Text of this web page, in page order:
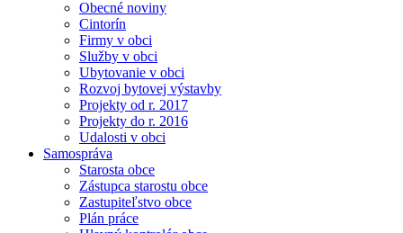
Obecné noviny
Cintorín
Firmy v obci
Služby v obci
Ubytovanie v obci
Rozvoj bytovej výstavby
Projekty od r. 2017
Projekty do r. 2016
Udalosti v obci
Samospráva
Starosta obce
Zástupca starostu obce
Zastupiteľstvo obce
Plán práce